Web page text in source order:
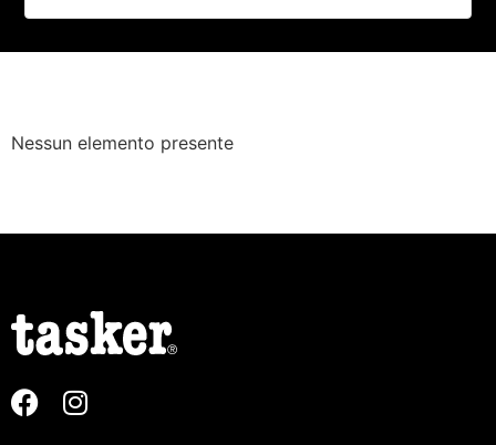
ELETTRONICA
Nessun elemento presente